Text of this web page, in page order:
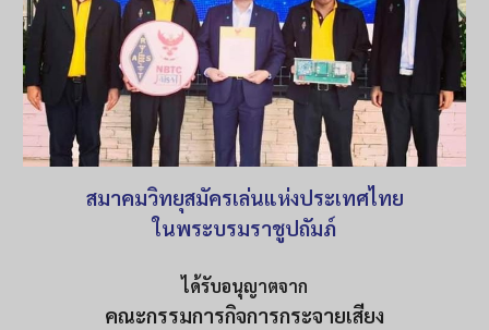
สมาคมวิทยุสมัครเล่นแห่งประเทศไทย
ในพระบรมราชูปถัมภ์
ได้รับอนุญาตจาก
คณะกรรมการกิจการกระจายเสียง